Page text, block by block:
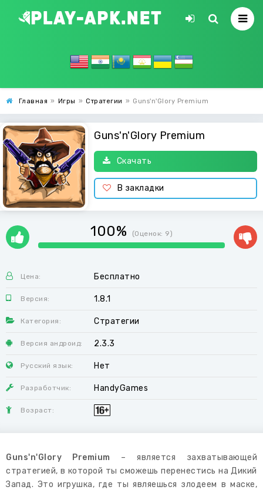
Главная » Игры » Стратегии » Guns'n'Glory Premium
Guns'n'Glory Premium
Скачать
В закладки
100% (Оценок: 9)
Цена: Бесплатно
Версия: 1.8.1
Категория: Стратегии
Версия андроид: 2.3.3
Русский язык: Нет
Разработчик: HandyGames
Возраст:
Guns'n'Glory Premium
– является захватывающей
стратегией, в которой ты сможешь перенестись на Дикий
Запад. Это игрушка, где ты являешься злодеем в маске,